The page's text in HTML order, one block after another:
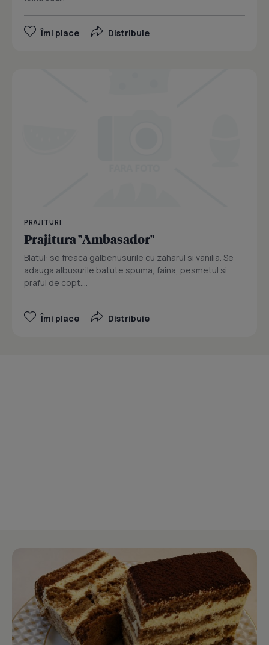
Îmi place Distribuie
PRAJITURI
Prajitura "Ambasador"
Blatul: se freaca galbenusurile cu zaharul si vanilia. Se
adauga albusurile batute spuma, faina, pesmetul si
praful de copt....
Îmi place Distribuie